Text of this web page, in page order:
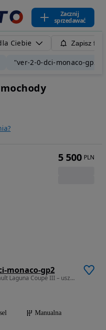
Zacznij
sprzedawać
Ciebie Zapisz
"ver-2-0-dci-monaco-gp2"
monaco-gp2
1995 cm3 • 149 KM • Sprzedam Renault Laguna Coupé III – uszkodzona Na sprzedaż Renault La
Manualna
5 500 PLN